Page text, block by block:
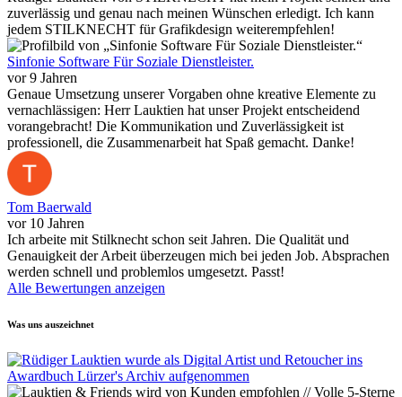
zuverlässig und genau nach meinen Wünschen erledigt. Ich kann
jedem STILKNECHT für Grafikdesign weiterempfehlen!
Sinfonie Software Für Soziale Dienstleister.
vor 9 Jahren
Genaue Umsetzung unserer Vorgaben ohne kreative Elemente zu
vernachlässigen: Herr Lauktien hat unser Projekt entscheidend
vorangebracht! Die Kommunikation und Zuverlässigkeit ist
professionell, die Zusammenarbeit hat Spaß gemacht. Danke!
Tom Baerwald
vor 10 Jahren
Ich arbeite mit Stilknecht schon seit Jahren. Die Qualität und
Genauigkeit der Arbeit überzeugen mich bei jeden Job. Absprachen
werden schnell und problemlos umgesetzt. Passt!
Alle Bewertungen anzeigen
Was uns auszeichnet